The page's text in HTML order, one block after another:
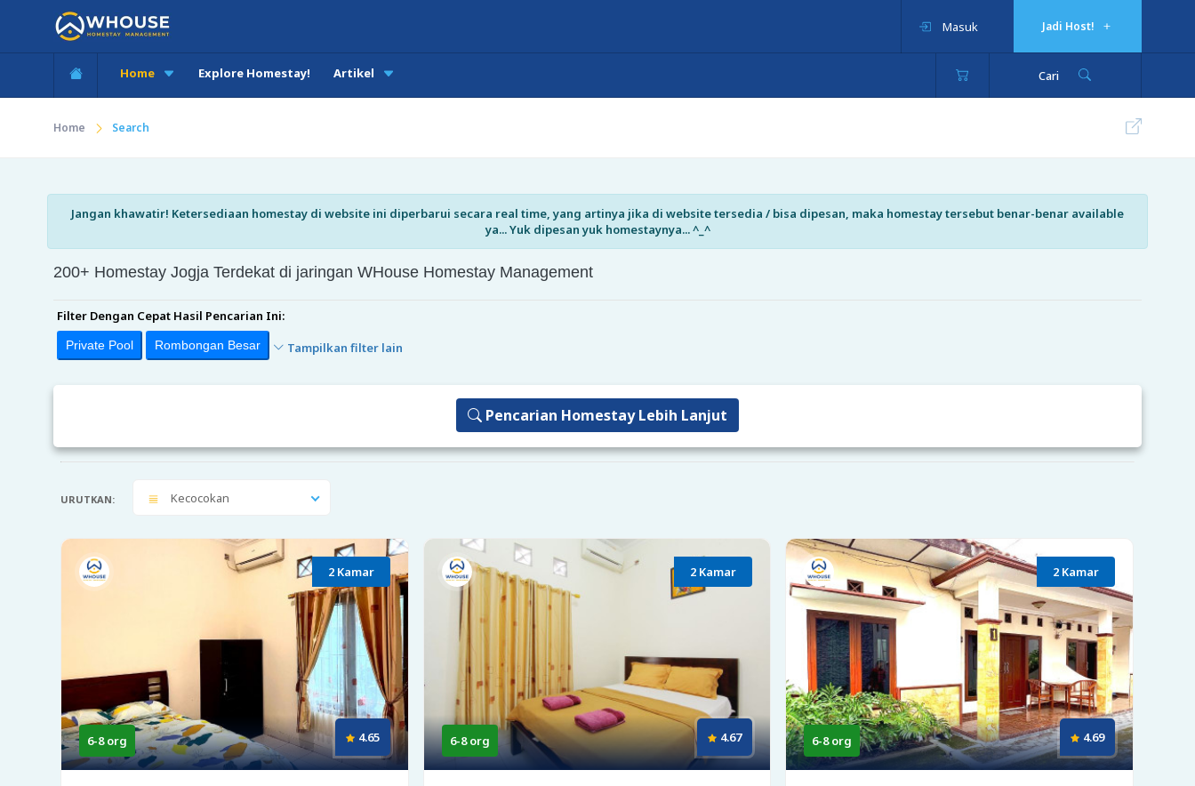
Jadi Host!
Masuk
Cari
Home Explore Homestay! Artikel
Home Search
Jangan khawatir! Ketersediaan homestay di website ini diperbarui secara real time, yang artinya jika di website tersedia / bisa dipesan, maka homestay tersebut benar-benar available
ya... Yuk dipesan yuk homestaynya... ^_^
200+ Homestay Jogja Terdekat di jaringan WHouse Homestay Management
Filter Dengan Cepat Hasil Pencarian Ini:
Private Pool Rombongan Besar Tampilkan filter lain
Pencarian Homestay Lebih Lanjut
URUTKAN: Kecocokan
2 Kamar
6-8 org 4.65
2 Kamar
6-8 org 4.67
2 Kamar
6-8 org 4.69